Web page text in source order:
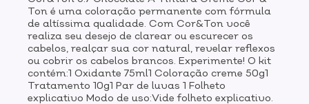
Ton é uma coloração permanente com fórmula
de altíssima qualidade. Com Cor&Ton você
realiza seu desejo de clarear ou escurecer os
cabelos, realçar sua cor natural, revelar reflexos
ou cobrir os cabelos brancos. Experimente! O kit
contém:1 Oxidante 75ml1 Coloração creme 50g1
Tratamento 10g1 Par de luvas 1 Folheto
explicativo Modo de uso:Vide folheto explicativo.